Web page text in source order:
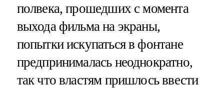
полвека, прошедших с момента
выхода фильма на экраны,
попытки искупаться в фонтане
предпринималась неоднократно,
так что властям пришлось ввести